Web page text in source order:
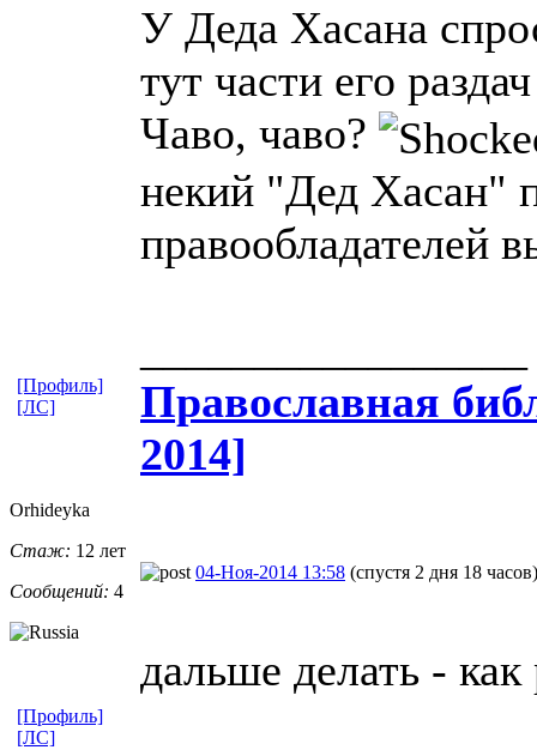
У Деда Хасана
тут части его
Чаво, чаво?
некий "Дед Хасан"
правообладателей
Православная​
2014]
[Профиль]
[ЛС]
Orhideyka
Стаж: 12 лет
Сообщений: 4
04-Ноя-2014 13:58 (спустя 2 дня 18 часов)
дальше делать - как
[Профиль]
[ЛС]